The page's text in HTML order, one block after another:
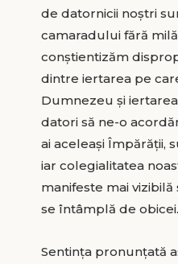
de datornicii noștri
camaradului fără
conștientizăm
dintre iertarea pe
Dumnezeu și
datori să ne-o
ai aceleași Împărății,
iar colegialitatea
manifeste mai
se întâmplă de obicei.
Sentința pronunțată